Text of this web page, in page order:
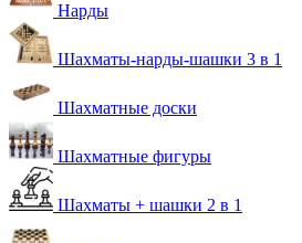
Нарды
Шахматы-нарды-шашки 3 в 1
Шахматные доски
Шахматные фигуры
Шахматы + шашки 2 в 1